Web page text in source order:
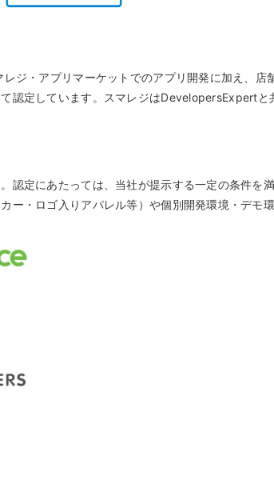
・アプリマーケットでのアプリ開発に加え、店
定しています。スマレジはDevelopersExpertと
定にあたっては、当社が提示する一定の条件を
・ロゴ入りアパレル等）や個別開発環境・デモ